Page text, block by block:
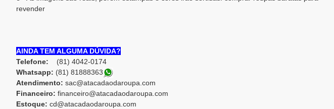
revender
AINDA TEM ALGUMA DÚVIDA?
Telefone: (81) 4042-0174
Whatsapp: (81) 81888363
Atendimento: sac@atacadaodaroupa.com
Financeiro: financeiro@atacadaodaroupa.com
Estoque: cd@atacadaodaroupa.com